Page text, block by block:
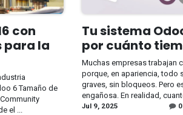
con
para la
6 Tamaño de
el ...
Tu sistema
por cuánto
Muchas empresas trabajan
porque, en apariencia, todo
graves, sin bloqueos. Pero
engañosa. En realidad,
Jul 9, 2025 0